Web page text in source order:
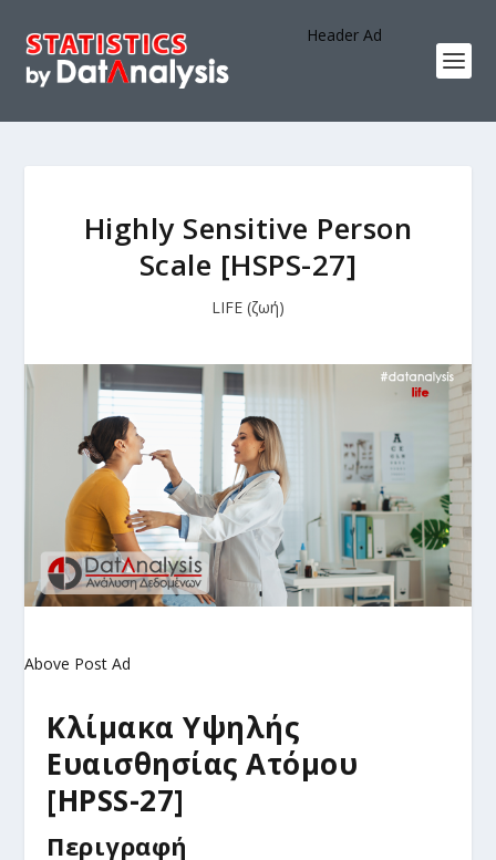
Header Ad
Highly Sensitive Person
Scale [HSPS-27]
LIFE (ζωή)
Above Post Ad
Κλίμακα Υψηλής
Ευαισθησίας Ατόμου
[HPSS-27]
Περιγραφή